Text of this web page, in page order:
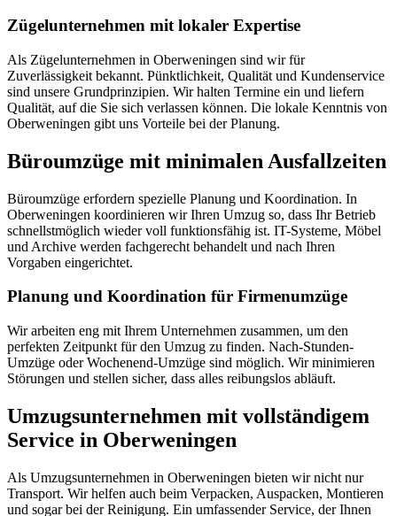
Zügelunternehmen mit lokaler Expertise
Als Zügelunternehmen in Oberweningen sind wir für
Zuverlässigkeit bekannt. Pünktlichkeit, Qualität und Kundenservice
sind unsere Grundprinzipien. Wir halten Termine ein und liefern
Qualität, auf die Sie sich verlassen können. Die lokale Kenntnis von
Oberweningen gibt uns Vorteile bei der Planung.
Büroumzüge mit minimalen Ausfallzeiten
Büroumzüge erfordern spezielle Planung und Koordination. In
Oberweningen koordinieren wir Ihren Umzug so, dass Ihr Betrieb
schnellstmöglich wieder voll funktionsfähig ist. IT-Systeme, Möbel
und Archive werden fachgerecht behandelt und nach Ihren
Vorgaben eingerichtet.
Planung und Koordination für Firmenumzüge
Wir arbeiten eng mit Ihrem Unternehmen zusammen, um den
perfekten Zeitpunkt für den Umzug zu finden. Nach-Stunden-
Umzüge oder Wochenend-Umzüge sind möglich. Wir minimieren
Störungen und stellen sicher, dass alles reibungslos abläuft.
Umzugsunternehmen mit vollständigem
Service in Oberweningen
Als Umzugsunternehmen in Oberweningen bieten wir nicht nur
Transport. Wir helfen auch beim Verpacken, Auspacken, Montieren
und sogar bei der Reinigung. Ein umfassender Service, der Ihnen